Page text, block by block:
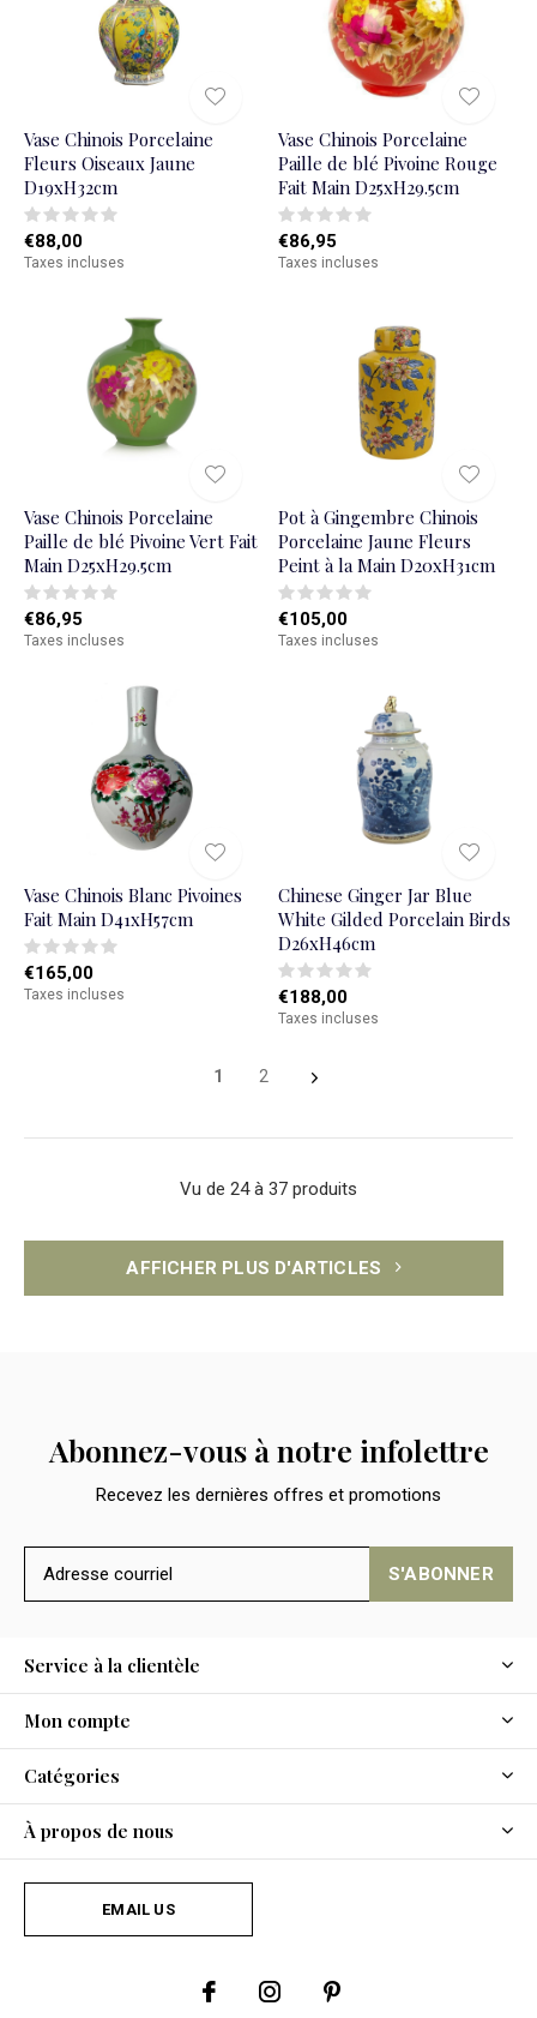
Vase Chinois Porcelaine
Fleurs Oiseaux Jaune
D19xH32cm
€88,00
Taxes incluses
Vase Chinois Porcelaine
Paille de blé Pivoine Rouge
Fait Main D25xH29.5cm
€86,95
Taxes incluses
Vase Chinois Porcelaine
Paille de blé Pivoine Vert Fait
Main D25xH29.5cm
€86,95
Taxes incluses
Pot à Gingembre Chinois
Porcelaine Jaune Fleurs
Peint à la Main D20xH31cm
€105,00
Taxes incluses
Vase Chinois Blanc Pivoines
Fait Main D41xH57cm
€165,00
Taxes incluses
Chinese Ginger Jar Blue
White Gilded Porcelain Birds
D26xH46cm
€188,00
Taxes incluses
1 2
Vu de 24 à 37 produits
AFFICHER PLUS D'ARTICLES
Abonnez-vous à notre infolettre
Recevez les dernières offres et promotions
S'ABONNER
Service à la clientèle
Mon compte
Catégories
À propos de nous
EMAIL US